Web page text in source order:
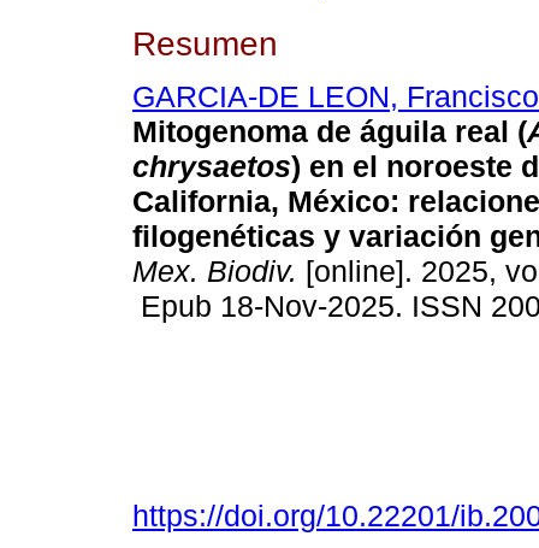
Resumen
GARCIA-DE LEON,
Mitogenoma de águila real (
chrysaetos) en el noroeste
California, México:
filogenéticas y variación
Mex. Biodiv. [online]. 2025,
Epub 18-Nov-2025. ISSN
https://doi.org/10.22201/